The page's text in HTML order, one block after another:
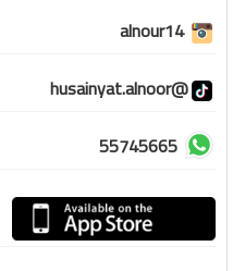
alnour14
@husainyat.alnoor
55745665